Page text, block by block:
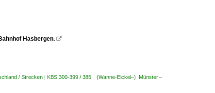
Hasbergen. 
/ Strecken | KBS 300-399 / 385 (Wanne-Eickel–) Münster –